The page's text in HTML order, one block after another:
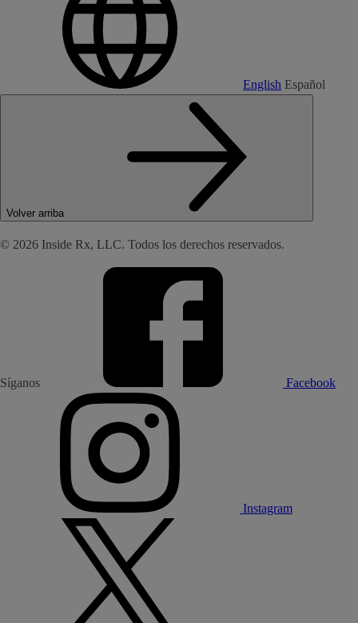
English Español
Volver arriba
© 2026 Inside Rx, LLC. Todos los derechos reservados.
Síganos Facebook
Instagram